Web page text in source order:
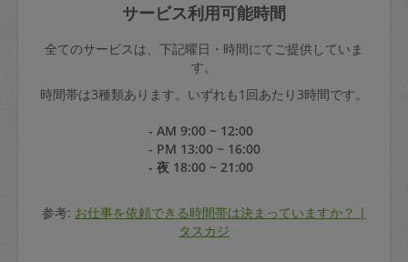
サービス利用可能時間
全てのサービスは、下記曜日・時間にてご提供していま
す。
時間帯は3種類あります。いずれも1回あたり3時間です。
- AM 9:00 ~ 12:00
- PM 13:00 ~ 16:00
- 夜 18:00 ~ 21:00
参考: お仕事を依頼できる時間帯は決まっていますか？ |
タスカジ